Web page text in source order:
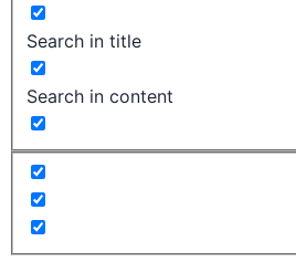
Search in title
Search in content